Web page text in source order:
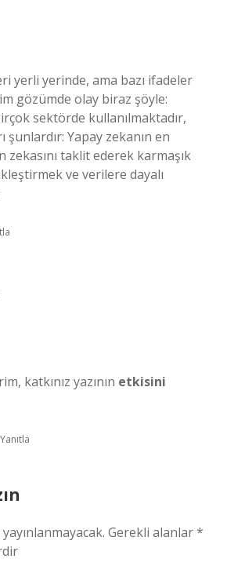
yerli yerinde, ama bazı ifadeler
gözümde olay biraz şöyle:
sektörde kullanılmaktadır,
şunlardır: Yapay zekanın en
zekasını taklit ederek karmaşık
ve verilere dayalı
katkınız yazının etkisini
Yanıtla
Gerekli alanlar*